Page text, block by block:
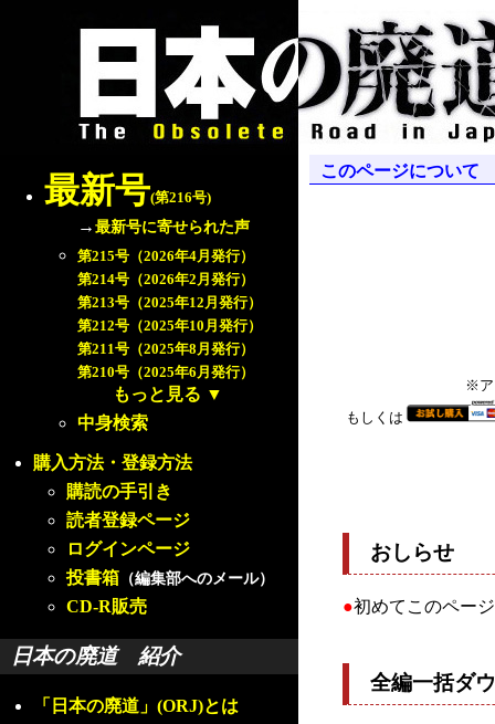
最新号(第216号)
→最新号に寄せられた声
第215号（2026年4月発行）
第214号（2026年2月発行）
第213号（2025年12月発行）
第212号（2025年10月発行）
第211号（2025年8月発行）
第210号（2025年6月発行）
もっと見る ▼
中身検索
購入方法・登録方法
購読の手引き
読者登録ページ
ログインページ
投書箱 （編集部へのメール）
CD-R販売
日本の廃道 紹介
「日本の廃道」(ORJ)とは
このページについて
※ア
もしくは
おしらせ
●初めてこのペー
全編一括ダ